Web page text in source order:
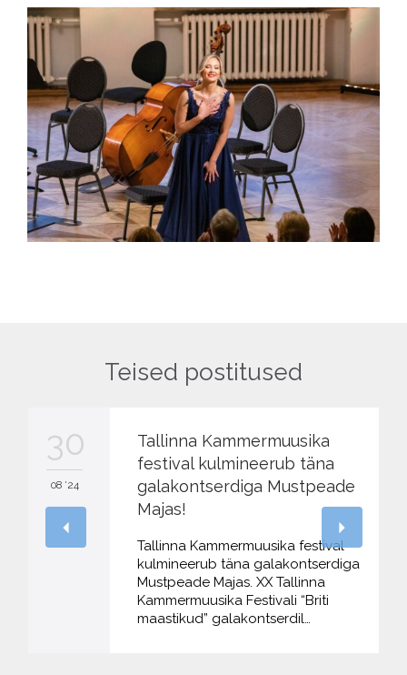
Teised postitused
30
08 '24
Tallinna Kammermuusika
festival kulmineerub täna
galakontserdiga Mustpeade
Majas!
Tallinna Kammermuusika festival
kulmineerub täna galakontserdiga
Mustpeade Majas. XX Tallinna
Kammermuusika Festivali “Briti
maastikud” galakontserdil…